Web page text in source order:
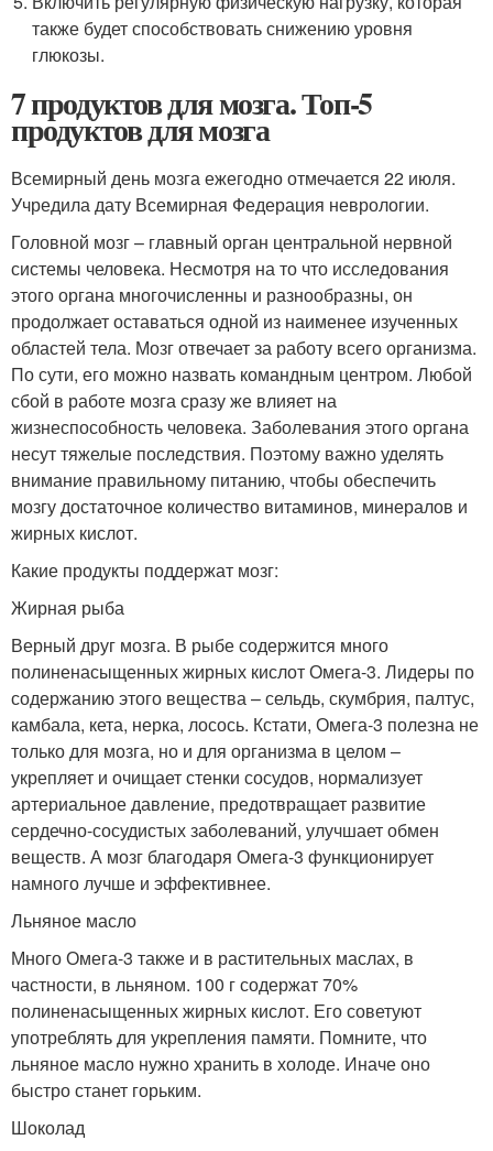
также будет способствовать снижению уровня
глюкозы.
7 продуктов для мозга. Топ-5
продуктов для мозга
Всемирный день мозга ежегодно отмечается 22 июля.
Учредила дату Всемирная Федерация неврологии.
Головной мозг – главный орган центральной нервной
системы человека. Несмотря на то что исследования
этого органа многочисленны и разнообразны, он
продолжает оставаться одной из наименее изученных
областей тела. Мозг отвечает за работу всего организма.
По сути, его можно назвать командным центром. Любой
сбой в работе мозга сразу же влияет на
жизнеспособность человека. Заболевания этого органа
несут тяжелые последствия. Поэтому важно уделять
внимание правильному питанию, чтобы обеспечить
мозгу достаточное количество витаминов, минералов и
жирных кислот.
Какие продукты поддержат мозг:
Жирная рыба
Верный друг мозга. В рыбе содержится много
полиненасыщенных жирных кислот Омега-3. Лидеры по
содержанию этого вещества – сельдь, скумбрия, палтус,
камбала, кета, нерка, лосось. Кстати, Омега-3 полезна не
только для мозга, но и для организма в целом –
укрепляет и очищает стенки сосудов, нормализует
артериальное давление, предотвращает развитие
сердечно-сосудистых заболеваний, улучшает обмен
веществ. А мозг благодаря Омега-3 функционирует
намного лучше и эффективнее.
Льняное масло
Много Омега-3 также и в растительных маслах, в
частности, в льняном. 100 г содержат 70%
полиненасыщенных жирных кислот. Его советуют
употреблять для укрепления памяти. Помните, что
льняное масло нужно хранить в холоде. Иначе оно
быстро станет горьким.
Шоколад